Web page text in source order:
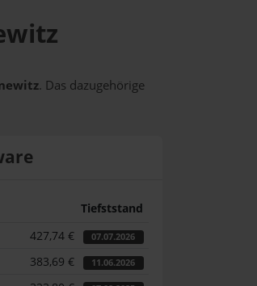
. Das dazugehörige
Tiefststand
427,74 € 07.07.2026
383,69 € 11.06.2026